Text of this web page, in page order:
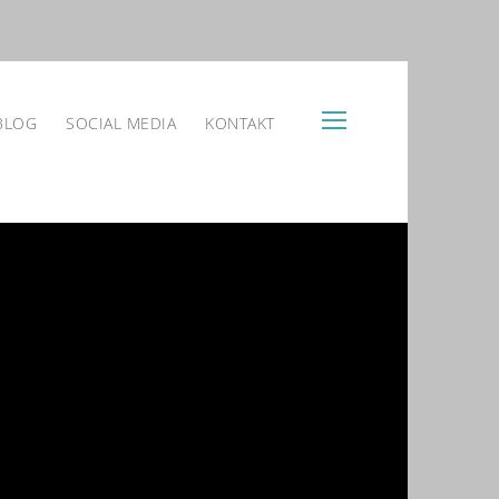
SOCIAL MEDIA KONTAKT